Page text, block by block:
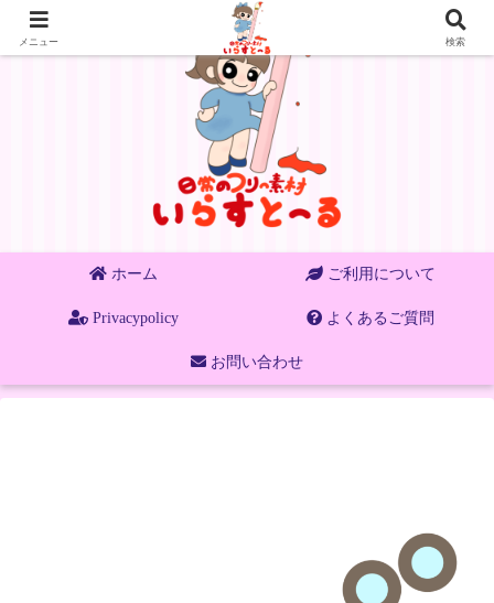
ホーム ご利用について
Privacypolicy よくあるご質問
お問い合わせ
メニュー 検索